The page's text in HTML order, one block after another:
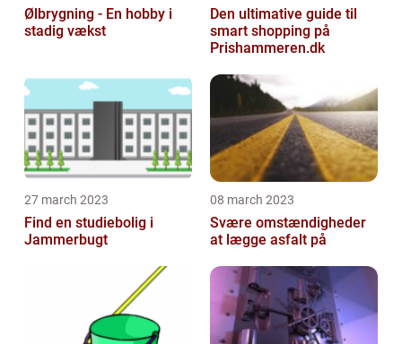
Ølbrygning - En hobby i
stadig vækst
Den ultimative guide til
smart shopping på
Prishammeren.dk
27 march 2023
Find en studiebolig i
Jammerbugt
08 march 2023
Svære omstændigheder
at lægge asfalt på